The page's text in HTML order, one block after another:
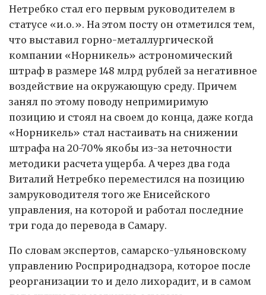
Нетребко стал его первым руководителем в
статусе «и.о.». На этом посту он отметился тем,
что выставил горно-металлургической
компании «Норникель» астрономический
штраф в размере 148 млрд рублей за негативное
воздействие на окружающую среду. Причем
занял по этому поводу непримиримую
позицию и стоял на своем до конца, даже когда
«Норникель» стал настаивать на снижении
штрафа на 20-70% якобы из-за неточности
методики расчета ущерба. А через два года
Виталий Нетребко переместился на позицию
замруководителя того же Енисейского
управления, на которой и работал последние
три года до перевода в Самару.
По словам экспертов, самарско-ульяновскому
управлению Росприроднадзора, которое после
реорганизации то и дело лихорадит, и в самом